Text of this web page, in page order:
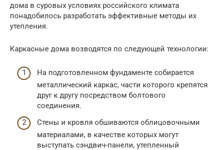
дома в суровых условиях российского климата
понадобилось разработать эффективные методы их
утепления.
Каркасные дома возводятся по следующей технологии:
На подготовленном фундаменте собирается
металлический каркас, части которого крепятся
друг к другу посредством болтового
соединения.
Стены и кровля обшиваются облицовочными
материалами, в качестве которых могут
выступать сэндвич-панели, утепленный